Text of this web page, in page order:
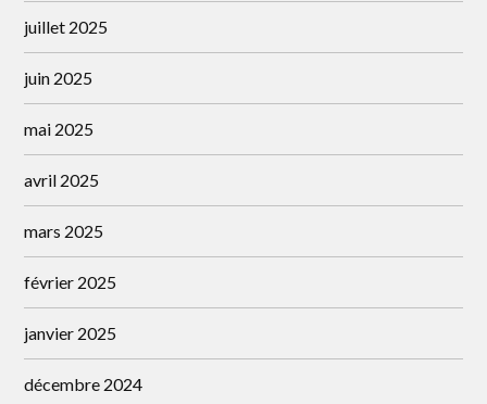
juillet 2025
juin 2025
mai 2025
avril 2025
mars 2025
février 2025
janvier 2025
décembre 2024